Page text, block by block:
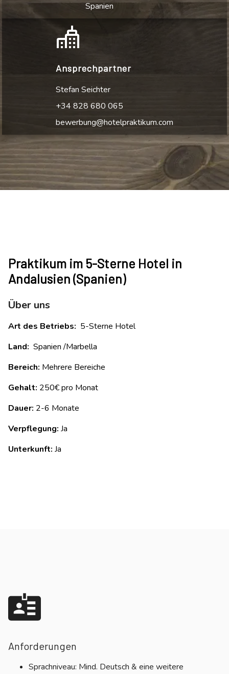
Spanien
Ansprechpartner
Stefan Seichter
+34 828 680 065
bewerbung@hotelpraktikum.com
Praktikum im 5-Sterne Hotel in
Andalusien (Spanien)
Über uns
Art des Betriebs: 5-Sterne Hotel
Land: Spanien /Marbella
Bereich: Mehrere Bereiche
Gehalt: 250€ pro Monat
Dauer: 2-6 Monate
Verpflegung: Ja
Unterkunft: Ja
Anforderungen
Sprachniveau: Mind. Deutsch & eine weitere